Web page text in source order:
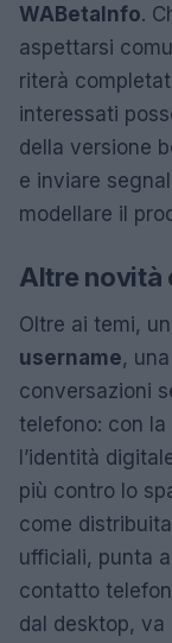
WABetaInfo.
aspettarsi
riterà
interessati
della versione
e inviare
modellare il
Altre novità
Oltre ai temi,
username,
conversazioni
telefono: con la
l’identità
più contro lo
come
ufficiali, punta
contatto
dal desktop,